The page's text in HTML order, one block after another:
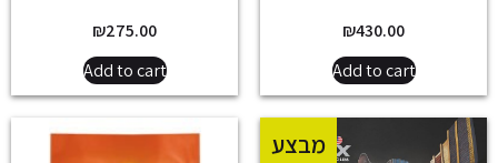
₪430.00
Add to cart
₪275.00
Add to cart
מבצע